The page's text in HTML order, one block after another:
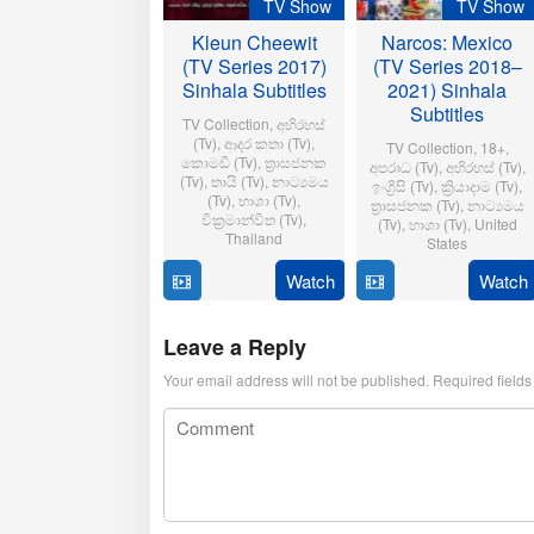
TV Show
Kleun Cheewit
(TV Series 2017)
Sinhala Subtitles
TV Collection අභිරහස්
(Tv) ආද‍ර කතා (Tv)
කොමඩි (Tv) ත්‍රාසජනක
(Tv) තායි (Tv) නාට්‍යමය
(Tv) භාශා (Tv)
වික්‍රමාන්විත (Tv)
Thailand
March
Aew
Ampaiporn
Watch
TV Show
Narcos: Mexico
(TV Series 2018–
2021) Sinhala
Subtitles
TV Collection 18+
අප‍රාධ (Tv) අභිරහස් (Tv)
ඉංග්‍රිසි (Tv) ක්‍රියාදාම (Tv)
ත්‍රාසජනක (Tv) නාට්‍යමය
(Tv) භාශා (Tv) United
States
November
Carlo
Bernard
Watch
Leave a Reply
Your email address will not be published. Required